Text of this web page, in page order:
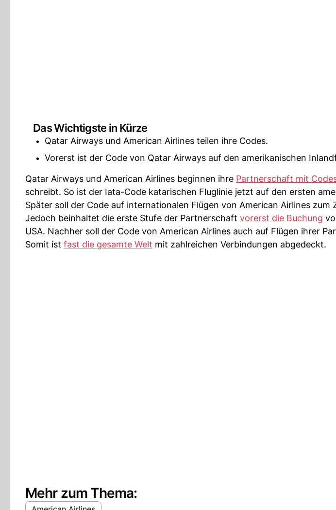
Das Wichtigste in Kürze
Qatar Airways und American Airlines teilen ihre Codes.
Vorerst ist der Code von Qatar Airways auf den amerikanischen
Qatar Airways und American Airlines beginnen ihre Partnerschaft mit
schreibt. So ist der Iata-Code katarischen Fluglinie jetzt auf den ersten
Später soll der Code auf internationalen Flügen von American Airlines zum
Jedoch beinhaltet die erste Stufe der Partnerschaft vorerst die Buchung
USA. Nachher soll der Code von American Airlines auch auf Flügen ihrer
Somit ist fast die gesamte Welt mit zahlreichen Verbindungen abgedeckt.
Mehr zum Thema: